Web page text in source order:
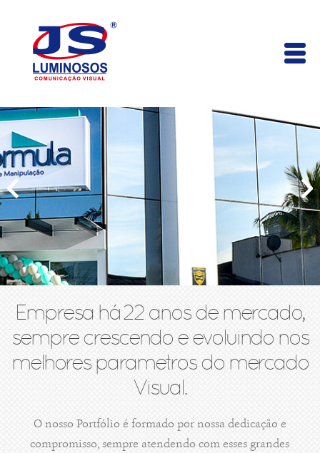
Empresa há 22 anos de mercado,
sempre crescendo e evoluindo nos
melhores parametros do mercado
Visual.
O nosso Portfólio é formado por nossa dedicação e
compromisso, sempre atendendo com esses grandes